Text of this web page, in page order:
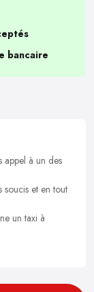
bancaire
appel à un des
soucis et en tout
un taxi à